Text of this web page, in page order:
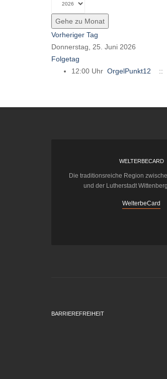
Gehe zu Monat
Vorheriger Tag
Donnerstag, 25. Juni 2026
Folgetag
12:00 Uhr OrgelPunkt12 ::
WELTERBECARD
Die traditionsreiche Region
und der Lutherstadt
WelterbeCard
BARRIEREFREIHEIT